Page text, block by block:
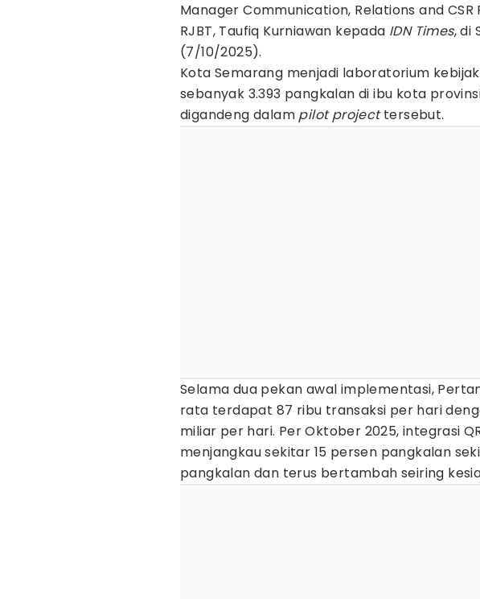
Manager Communication, Relations and
RJBT, Taufiq Kurniawan kepada IDN Times, di
(7/10/2025).
Kota Semarang menjadi laboratorium
sebanyak 3.393 pangkalan di ibu kota
digandeng dalam pilot projecttersebut.
Selama dua pekan awal implementasi,
rata terdapat 87 ribu transaksi per hari
miliar per hari. Per Oktober 2025, integrasi
menjangkau sekitar 15 persen pangkalan
pangkalan dan terus bertambah seiring